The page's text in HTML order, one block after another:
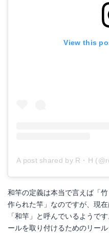
View this
A post shared by R・H
和竿の定義は本当で言えば「
作られた竿」なのですが、現
「和竿」と呼んでいるようで
ールを取り付けるためのリー